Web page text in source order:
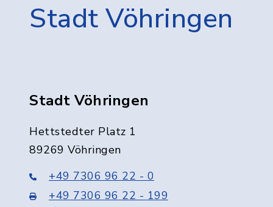
Stadt Vöhringen
Stadt Vöhringen
Hettstedter Platz 1
89269 Vöhringen
+49 7306 96 22 - 0
+49 7306 96 22 - 199